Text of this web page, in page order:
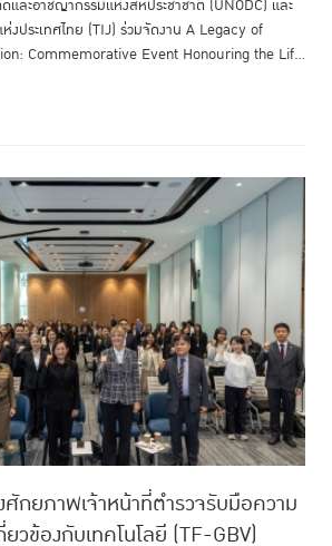
และอาชญากรรมแห่งสหประชาชาติ (UNODC) และ
งประเทศไทย (TIJ) ร่วมจัดงาน A Legacy of
Commemorative Event Honouring the Life
ศักยภาพเจ้าหน้าที่ตำรวจรับมือความ
วข้องกับเทคโนโลยี (TF-GBV)